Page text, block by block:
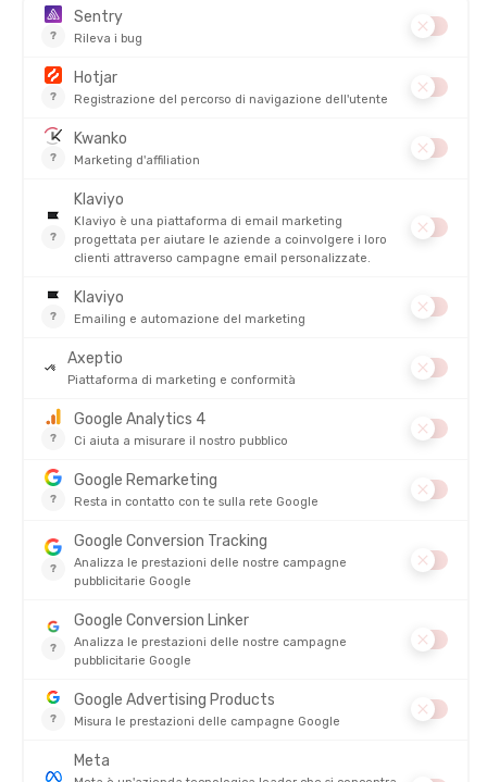
Finale Blocks League Paris
Il 24 maggio, i migliori atleti e le squadre qualificate si
ritroveranno a Parigi al Vélodrome Jacques Anquetil per chiudere
l’evento in apoteosi. Questo “Grand Prix” finale azzera i
contatori: tutto si deciderà in una gara unica con 20 000 € di
premi complessivi da dividere tra i vincitori.
Tabella riepilogativa delle tappe
Parigi 13 marzo La Défense
Marsiglia
marzo
Esplanade du J4 (Mucem)
Lilla 17 aprile
confermare)
Parigi
24
Risultati Blocks League 2026
Ecco tutti i risultati della Blocks League 2026:
Vincitore gara maschile individuale: Amine Brahimi
Vincitrice gara femminile individuale: Augustine Haquet
Vincitore gara a squadre: Eight 8 Lines (la
Team Tonton
A chi è rivolta la Blocks League?
Contrariamente a quanto si pensa, la Blocks League non è
l’evento è pensato per tutta la comunità del running:
Gli sprinter urbani :che amano l’intensità e i formati brevi.
I collettivi e i club :
I runner “lifestyle” :